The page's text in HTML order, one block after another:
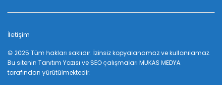
İletişim
© 2025 Tüm hakları saklıdır. İzinsiz kopyalanamaz ve kullanılamaz.
Bu sitenin Tanıtım Yazısı ve SEO çalışmaları MUKAS MEDYA
tarafından yürütülmektedir.